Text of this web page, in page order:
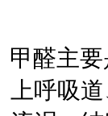
醛主
呼吸